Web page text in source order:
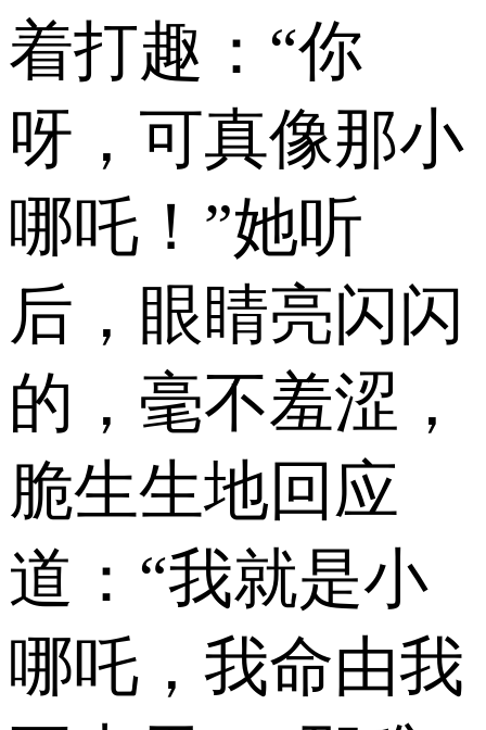
着打趣：“你
呀，可真像那小
哪吒！”她听
后，眼睛亮闪闪
的，毫不羞涩，
脆生生地回应
道：“我就是小
哪吒，我命由我